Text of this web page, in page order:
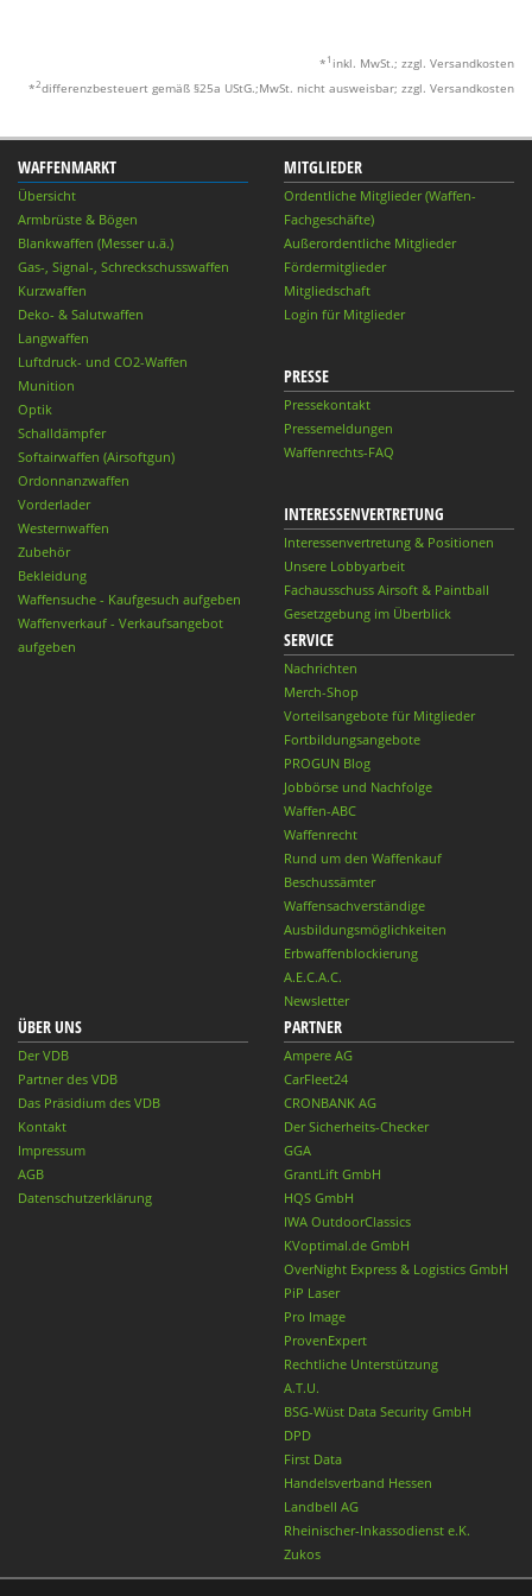
* 1 inkl. MwSt.; zzgl. Versandkosten
*2differenzbesteuert gemäß §25a UStG.;MwSt. nicht ausweisbar; zzgl. Versandkosten
WAFFENMARKT
Übersicht
Armbrüste & Bögen
Blankwaffen (Messer u.ä.)
Gas-, Signal-, Schreckschusswaffen
Kurzwaffen
Deko- & Salutwaffen
Langwaffen
Luftdruck- und CO2-Waffen
Munition
Optik
Schalldämpfer
Softairwaffen (Airsoftgun)
Ordonnanzwaffen
Vorderlader
Westernwaffen
Zubehör
Bekleidung
Waffensuche - Kaufgesuch aufgeben
Waffenverkauf - Verkaufsangebot
aufgeben
MITGLIEDER
Ordentliche Mitglieder (Waffen-
Fachgeschäfte)
Außerordentliche Mitglieder
Fördermitglieder
Mitgliedschaft
Login für Mitglieder
PRESSE
Pressekontakt
Pressemeldungen
Waffenrechts-FAQ
INTERESSENVERTRETUNG
Interessenvertretung & Positionen
Unsere Lobbyarbeit
Fachausschuss Airsoft & Paintball
Gesetzgebung im Überblick
SERVICE
Nachrichten
Merch-Shop
Vorteilsangebote für Mitglieder
Fortbildungsangebote
PROGUN Blog
Jobbörse und Nachfolge
Waffen-ABC
Waffenrecht
Rund um den Waffenkauf
Beschussämter
Waffensachverständige
Ausbildungsmöglichkeiten
Erbwaffenblockierung
A.E.C.A.C.
Newsletter
ÜBER UNS
Der VDB
Partner des VDB
Das Präsidium des VDB
Kontakt
Impressum
AGB
Datenschutzerklärung
PARTNER
Ampere AG
CarFleet24
CRONBANK AG
Der Sicherheits-Checker
GGA
GrantLift GmbH
HQS GmbH
IWA OutdoorClassics
KVoptimal.de GmbH
OverNight Express & Logistics GmbH
PiP Laser
Pro Image
ProvenExpert
Rechtliche Unterstützung
A.T.U.
BSG-Wüst Data Security GmbH
DPD
First Data
Handelsverband Hessen
Landbell AG
Rheinischer-Inkassodienst e.K.
Zukos